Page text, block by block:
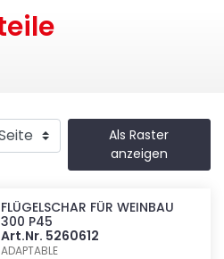
Als Raster
anzeigen
FLÜGELSCHAR FÜR WEINBAU
300 P45
Art.Nr. 5260612
ADAPTABLE